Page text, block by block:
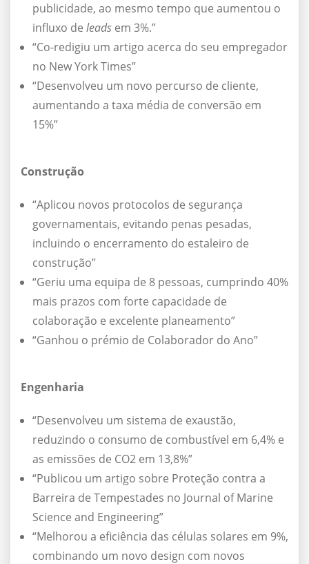
publicidade, ao mesmo tempo que aumentou o
influxo de leads em 3%.”
“Co-redigiu um artigo acerca do seu empregador
no New York Times”
“Desenvolveu um novo percurso de cliente,
aumentando a taxa média de conversão em
15%”
Construção
“Aplicou novos protocolos de segurança
governamentais, evitando penas pesadas,
incluindo o encerramento do estaleiro de
construção”
“Geriu uma equipa de 8 pessoas, cumprindo 40%
mais prazos com forte capacidade de
colaboração e excelente planeamento”
“Ganhou o prémio de Colaborador do Ano”
Engenharia
“Desenvolveu um sistema de exaustão,
reduzindo o consumo de combustível em 6,4% e
as emissões de CO2 em 13,8%”
“Publicou um artigo sobre Proteção contra a
Barreira de Tempestades no Journal of Marine
Science and Engineering”
“Melhorou a eficiência das células solares em 9%,
combinando um novo design com novos